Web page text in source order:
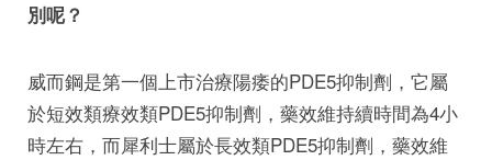
別呢？
威而鋼是第一個上市治療陽痿的PDE5抑制劑，它屬
於短效類療效類PDE5抑制劑，藥效維持續時間為4小
時左右，而犀利士屬於長效類PDE5抑制劑，藥效維